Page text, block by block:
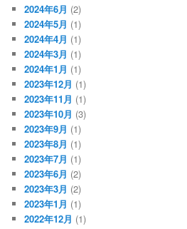
2024年6月 (2)
2024年5月 (1)
2024年4月 (1)
2024年3月 (1)
2024年1月 (1)
2023年12月 (1)
2023年11月 (1)
2023年10月 (3)
2023年9月 (1)
2023年8月 (1)
2023年7月 (1)
2023年6月 (2)
2023年3月 (2)
2023年1月 (1)
2022年12月 (1)